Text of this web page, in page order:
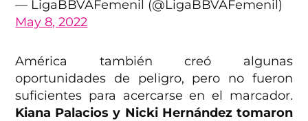
— LigaBBVAFemenil (@LigaBBVAFemenil)
May 8, 2022
América también creó algunas
oportunidades de peligro, pero no fueron
suficientes para acercarse en el marcador.
Kiana Palacios y Nicki Hernández tomaron